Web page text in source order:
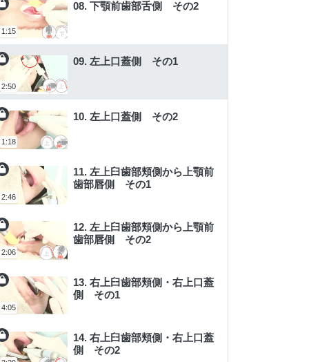
1:15
08. 下顎前歯部舌側 その2
2:50
09. 左上口蓋側 その1
1:18
10. 左上口蓋側 その2
2:46
11. 左上臼歯部頬側から上顎前
歯部唇側 その1
2:06
12. 左上臼歯部頬側から上顎前
歯部唇側 その2
4:05
13. 右上臼歯部頬側・右上口蓋
側 その1
14. 右上臼歯部頬側・右上口蓋
側 その2